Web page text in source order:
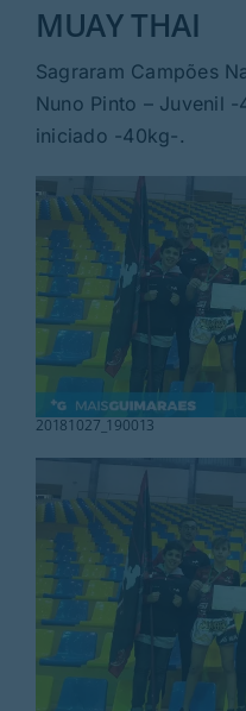
Jornal
For:
MUAY THAI
Sagraram Campões
Nuno Pinto – Juvenil
iniciado -40kg-.
20181027_190013